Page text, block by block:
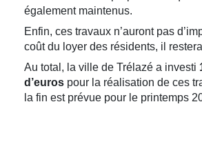
également maintenus.
Enfin, ces travaux n’auront pas
coût du loyer des résidents, il
Au total, la ville de Trélazé a investi
d’euros pour la réalisation de ces
la fin est prévue pour le printemps